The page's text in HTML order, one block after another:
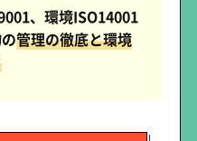
、環境ISO14001
管理の徹底と環境